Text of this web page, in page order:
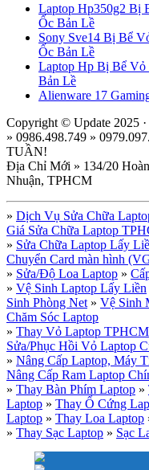
Laptop Hp350g2 Bị
Ốc Bản Lề
Sony Sve14 Bị Bể
Ốc Bản Lề
Laptop Hp Bị Bể Vỏ
Bản Lề
Alienware 17
Copyright © Update 2025
» 0986.498.749 »
TUẦN!
Địa Chỉ Mới » 134/20
Nhuận, TPHCM
» Dịch Vụ Sửa Chữa
Giá Sửa Chữa Laptop
» Sửa Chữa Laptop Lấy
Chuyển Card màn hình
» Sửa/Độ Loa Laptop »
» Vệ Sinh Laptop Lấy Liền
Sinh Phòng Net » Vệ Sinh
Chăm Sóc Laptop
» Thay Vỏ Laptop TPHCM
Sửa/Phục Hồi Vỏ Laptop
» Nâng Cấp Laptop, Máy
Nâng Cấp Ram Laptop
» Thay Bàn Phím Laptop »
Laptop » Thay Ổ Cứng
Laptop » Thay Loa Laptop
» Thay Sạc Laptop » Sạc